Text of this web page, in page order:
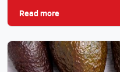
Read more